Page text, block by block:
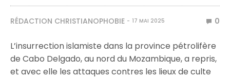
RÉDACTION CHRISTIANOPHOBIE 17 MAI 2025 0
L’insurrection islamiste dans la province pétrolifère
de Cabo Delgado, au nord du Mozambique, a repris,
et avec elle les attaques contres les lieux de culte